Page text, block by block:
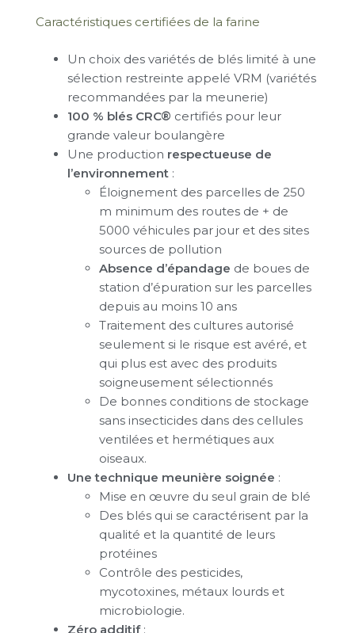
Caractéristiques certifiées de la farine
Un choix des variétés de blés limité à une
sélection restreinte appelé VRM (variétés
recommandées par la meunerie)
100 % blés CRC® certifiés pour leur
grande valeur boulangère
Une production respectueuse de
l’environnement :
Éloignement des parcelles de 250
m minimum des routes de + de
5000 véhicules par jour et des sites
sources de pollution
Absence d’épandage de boues de
station d’épuration sur les parcelles
depuis au moins 10 ans
Traitement des cultures autorisé
seulement si le risque est avéré, et
qui plus est avec des produits
soigneusement sélectionnés
De bonnes conditions de stockage
sans insecticides dans des cellules
ventilées et hermétiques aux
oiseaux.
Une technique meunière soignée :
Mise en œuvre du seul grain de blé
Des blés qui se caractérisent par la
qualité et la quantité de leurs
protéines
Contrôle des pesticides,
mycotoxines, métaux lourds et
microbiologie.
Zéro additif: